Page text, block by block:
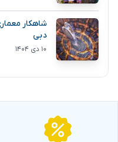
شاهکار
دبی
۱۰ دی ۱۴۰۴